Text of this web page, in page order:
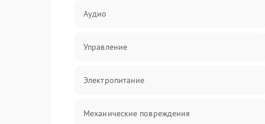
Аудио
Управление
Электропитание
Механические повреждения